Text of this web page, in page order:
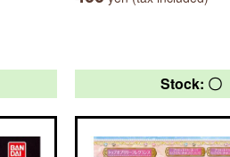
Stock: 〇